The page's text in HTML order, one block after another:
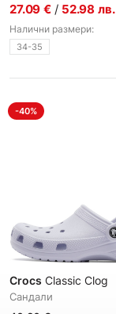
27.09 € / 52.98 лв.
Налични размери:
34-35
-40%
Crocs Classic Clog
Сандали